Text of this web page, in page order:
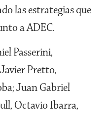
las estrategias que
a ADEC.
Passerini,
Pretto,
Juan Gabriel
Octavio Ibarra,